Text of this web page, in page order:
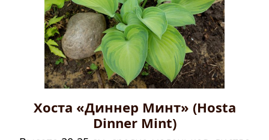
Хоста «Диннер Минт» (Hosta
Dinner Mint)